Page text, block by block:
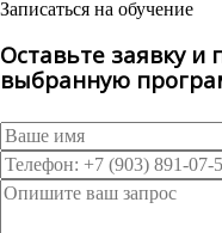
Записаться на обучение
Оставьте заявку и
выбранную